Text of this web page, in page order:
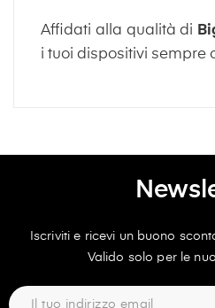
Affidati alla qualità di
i tuoi dispositivi sempre
Iscriviti e ricevi un buono
Valido solo per le